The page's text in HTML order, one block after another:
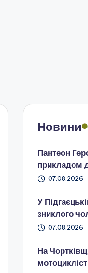
Новини
Пантеон
прикладом
07.08.2026
У
зниклого
07.08.2026
На